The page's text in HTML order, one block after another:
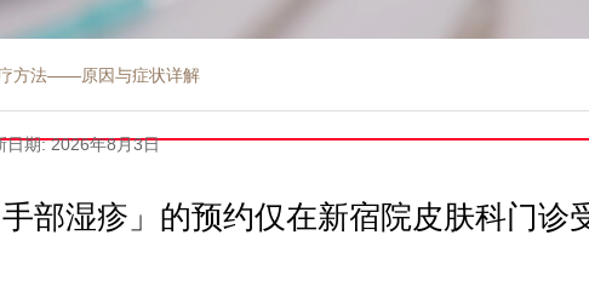
方法——原因与症状详解
日期: 2026年8月3日
手部湿疹」的预约仅在新宿院皮肤科门诊